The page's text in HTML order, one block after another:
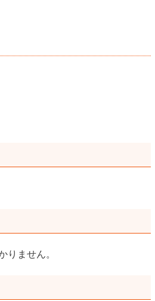
りません。